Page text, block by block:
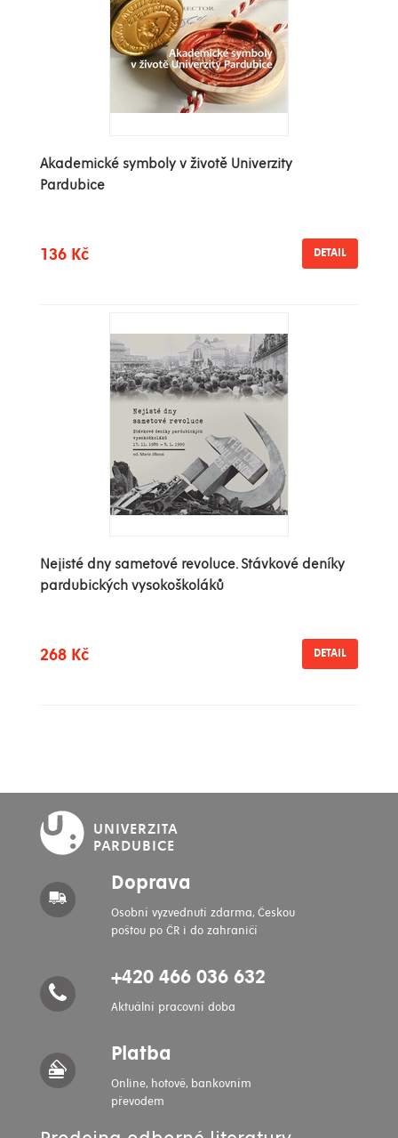
Akademické symboly v životě Univerzity
Pardubice
136 Kč DETAIL
Nejisté dny sametové revoluce. Stávkové deníky
pardubických vysokoškoláků
268 Kč DETAIL
UNIVERZITA
PARDUBICE
Doprava
Osobní vyzvednutí zdarma, Českou
poštou po ČR i do zahraničí
+420 466 036 632
Aktuální pracovní doba
Platba
Online, hotově, bankovním
převodem